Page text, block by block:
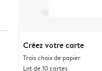
Créez votre carte
Trois choix de papier
Lot de 10 cartes